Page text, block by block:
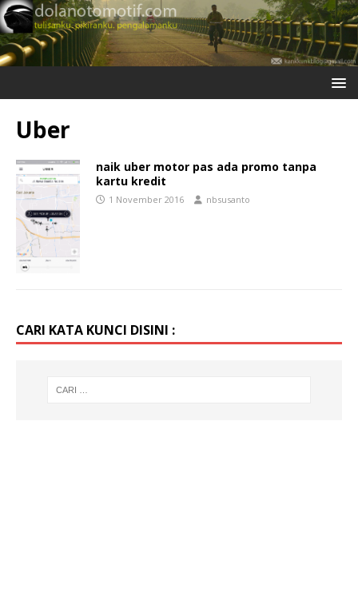
Uber
naik uber motor pas ada promo tanpa
kartu kredit
1 November 2016 nbsusanto
CARI KATA KUNCI DISINI :